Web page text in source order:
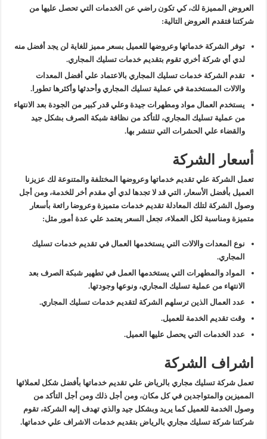
العروض المميزة لك، كي تكون راضي عن الخدمات التي تحصل عليها من
شركتنا فتقدم العروض التالية:
توفر الشركة خدماتها وعروضها للعميل بسعر مميز للغاية لن يجد أفضل منه
لدي أي شركة أخري تقوم بتقديم خدمات تسليك المجاري.
تقدم الشركة خدمات تسليك المجاري بالاعتماد علي أفضل المعدات
والالات المستخدمة في عملية تسليك المجاري وأحدثها وأكثرها تطورا.
يستخدم العمال مواد ومطهرات جيدة وعلي قدر كبير من الجودة بعد الانتهاء
من عملية تسليك المجاري، للتأكد من نظافة شبكة الصرف بشكل جيد
والقضاء علي الحشرات التي تنتشر بها.
أسعار الشركة
تعمل الشركة علي تقديم خدماتها وعروضها المختلفة والمتنوعة لك عزيزنا
العميل بأفضل الأسعار، التي قد لا تجدها لدي أي مقدم أخر للخدمة، ومن أجل
وصول الشركة لتلك المعادلة تقديم خدمات متميزة وعروضا رائعة بأسعار
متميزة ومناسبة لكل العملاء، تجعل السعر يعتمد علي عدة أمور مثل:
نوع المعدات والالات التي يستخدمها العمال في تقديم خدمات تسليك
المجاري.
المواد والمطهرات التي يستخدمها العمل في تطهير شبكة الصرف بعد
الانتهاء من عملية تسليك المجاري، ونوعها وجودتها.
عدد العمال الذين ترسلهم الشركة لتقديم خدمات تسليك المجاري.
وقت تقديم الخدمة للعميل.
عدد الخدمات التي يحصل عليها العميل.
اشراف الشركة
تعمل شركة تسليك مجاري بالرياض علي تقديم خدماتها بأفضل شكل لعملائها
المميزين والمتواجدين في كل مكان، ومن أجل ذلك ومن أجل التأكد من
وصول الخدمة للعميل كما يريد وبشكل جيد والذي تهدف إليه الشركة، تقوم
شركتنا شركة تسليك مجاري بالرياض بتقديم خدمات الاشراف علي خدماتها.